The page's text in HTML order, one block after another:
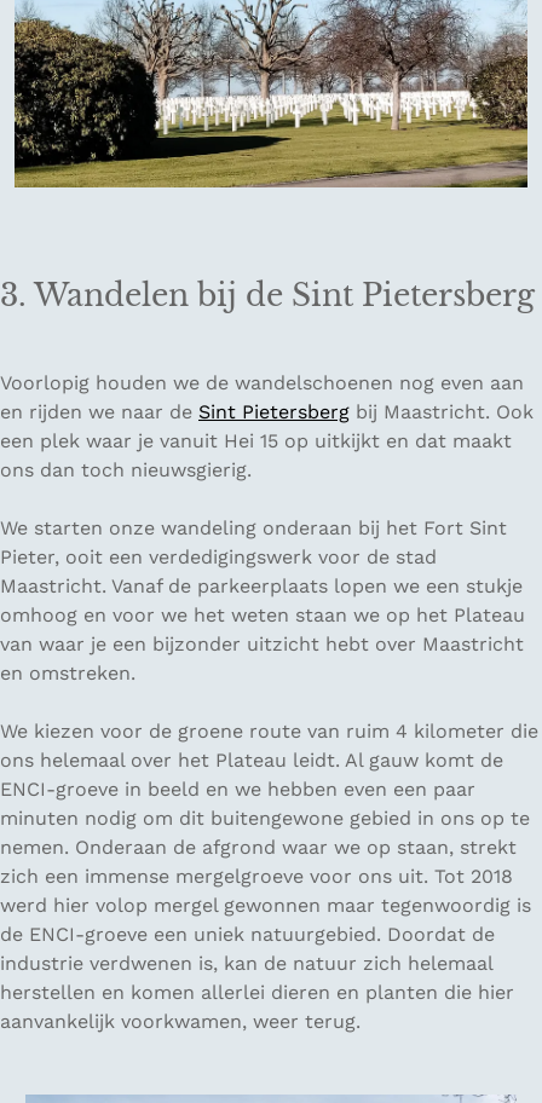
3. Wandelen bij de Sint Pietersberg
Voorlopig houden we de wandelschoenen nog even aan
en rijden we naar de Sint Pietersberg bij Maastricht. Ook
een plek waar je vanuit Hei 15 op uitkijkt en dat maakt
ons dan toch nieuwsgierig.
We starten onze wandeling onderaan bij het Fort Sint
Pieter, ooit een verdedigingswerk voor de stad
Maastricht. Vanaf de parkeerplaats lopen we een stukje
omhoog en voor we het weten staan we op het Plateau
van waar je een bijzonder uitzicht hebt over Maastricht
en omstreken.
We kiezen voor de groene route van ruim 4 kilometer die
ons helemaal over het Plateau leidt. Al gauw komt de
ENCI-groeve in beeld en we hebben even een paar
minuten nodig om dit buitengewone gebied in ons op te
nemen. Onderaan de afgrond waar we op staan, strekt
zich een immense mergelgroeve voor ons uit. Tot 2018
werd hier volop mergel gewonnen maar tegenwoordig is
de ENCI-groeve een uniek natuurgebied. Doordat de
industrie verdwenen is, kan de natuur zich helemaal
herstellen en komen allerlei dieren en planten die hier
aanvankelijk voorkwamen, weer terug.